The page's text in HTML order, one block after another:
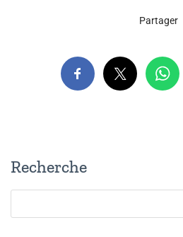
Partager
Recherche